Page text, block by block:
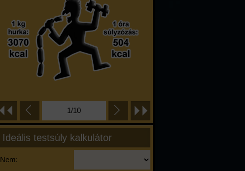
1/10
Ideális testsúly kalkulátor
Nem: